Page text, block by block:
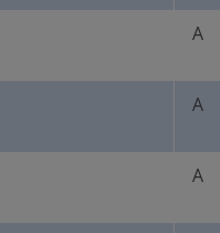
A
A
A